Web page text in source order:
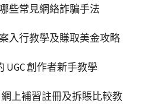
些常見網絡詐騙手法
入行教學及賺取美金攻略
創作者新手教學
上補習註冊及拆賬比較教